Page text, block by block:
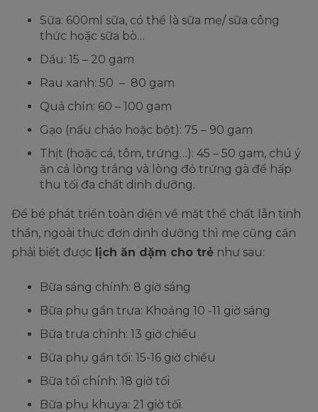
Sữa: 600ml sữa, có thể là sữa mẹ/ sữa công
thức hoặc sữa bò…
Dầu: 15 – 20 gam
Rau xanh: 50 – 80 gam
Quả chín: 60 – 100 gam
Gạo (nấu cháo hoặc bột): 75 – 90 gam
Thịt (hoặc cá, tôm, trứng…): 45 – 50 gam, chú ý
ăn cả lòng trắng và lòng đỏ trứng gà để hấp
thu tối đa chất dinh dưỡng.
Để bé phát triển toàn diện về mặt thể chất lẫn tinh
thần, ngoài thực đơn dinh dưỡng thì mẹ cũng cần
phải biết được lịch ăn dặm cho trẻ như sau:
Bữa sáng chính: 8 giờ sáng
Bữa phụ gần trưa: Khoảng 10 -11 giờ sáng
Bữa trưa chính: 13 giờ chiều
Bữa phụ gần tối: 15-16 giờ chiều
Bữa tối chính: 18 giờ tối
Bữa phụ khuya: 21 giờ tối.